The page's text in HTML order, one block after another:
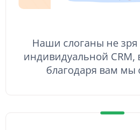
Наши слоганы не зря
индивидуальной
благодаря вам мы
продукт. В этой статье мы расскажем,
как с помощью нашего